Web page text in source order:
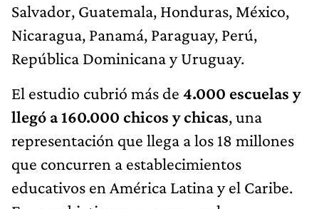
Salvador, Guatemala, Honduras, México,
Nicaragua, Panamá, Paraguay, Perú,
República Dominicana y Uruguay.
El estudio cubrió más de 4.000 escuelas y
llegó a 160.000 chicos y chicas, una
representación que llega a los 18 millones
que concurren a establecimientos
educativos en América Latina y el Caribe.